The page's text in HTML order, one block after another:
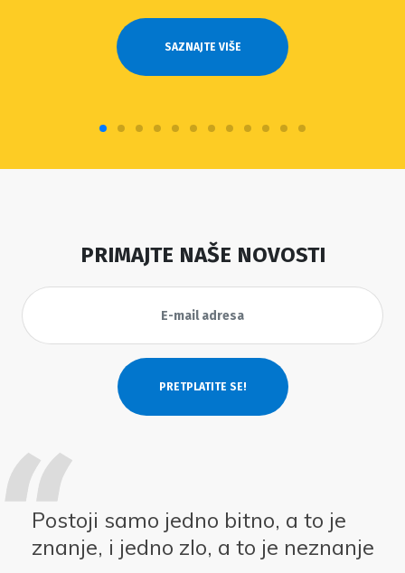
SAZNAJTE VIŠE
PRIMAJTE NAŠE NOVOSTI
Postoji samo jedno bitno, a to je
znanje, i jedno zlo, a to je neznanje